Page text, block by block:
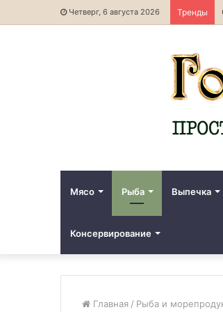
Четверг, 6 августа 2026 Тренды
Мясо Рыба Выпечка
Консервирование
Главная / Рыба и